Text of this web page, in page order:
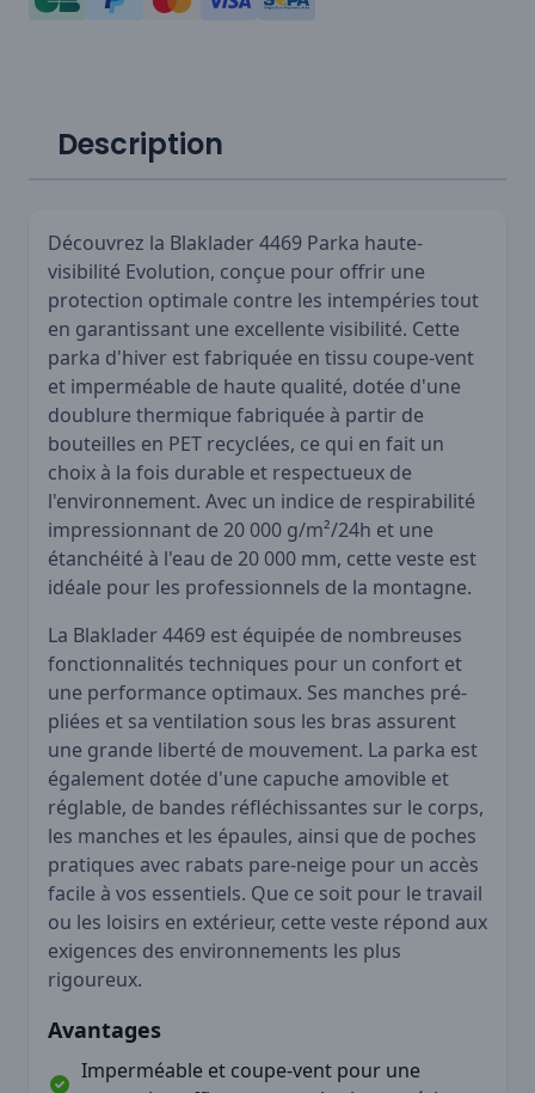
Description
Découvrez la Blaklader 4469 Parka haute-
visibilité Evolution, conçue pour offrir une
protection optimale contre les intempéries tout
en garantissant une excellente visibilité. Cette
parka d'hiver est fabriquée en tissu coupe-vent
et imperméable de haute qualité, dotée d'une
doublure thermique fabriquée à partir de
bouteilles en PET recyclées, ce qui en fait un
choix à la fois durable et respectueux de
l'environnement. Avec un indice de respirabilité
impressionnant de 20 000 g/m²/24h et une
étanchéité à l'eau de 20 000 mm, cette veste est
idéale pour les professionnels de la montagne.
La Blaklader 4469 est équipée de nombreuses
fonctionnalités techniques pour un confort et
une performance optimaux. Ses manches pré-
pliées et sa ventilation sous les bras assurent
une grande liberté de mouvement. La parka est
également dotée d'une capuche amovible et
réglable, de bandes réfléchissantes sur le corps,
les manches et les épaules, ainsi que de poches
pratiques avec rabats pare-neige pour un accès
facile à vos essentiels. Que ce soit pour le travail
ou les loisirs en extérieur, cette veste répond aux
exigences des environnements les plus
rigoureux.
Avantages
Imperméable et coupe-vent pour une